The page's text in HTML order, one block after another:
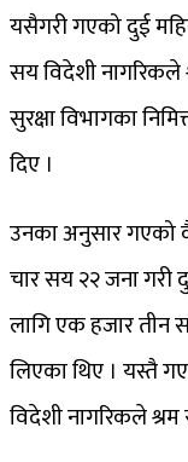
यसैगरी गएको दुई
सय विदेशी नागरिकले
सुरक्षा विभागका
दिए ।
उनका अनुसार गएको
चार सय २२ जना गरी
लागि एक हजार तीन
लिएका थिए । यस्तै
विदेशी नागरिकले